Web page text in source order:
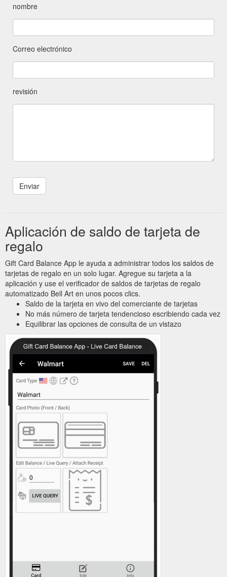
nombre
Correo electrónico
revisión
Aplicación de saldo de tarjeta de
regalo
Gift Card Balance App le ayuda a administrar todos los saldos de
tarjetas de regalo en un solo lugar. Agregue su tarjeta a la
aplicación y use el verificador de saldos de tarjetas de regalo
automatizado Bell Art en unos pocos clics.
Saldo de la tarjeta en vivo del comerciante de tarjetas
No más número de tarjeta tendencioso escribiendo cada vez
Equilibrar las opciones de consulta de un vistazo